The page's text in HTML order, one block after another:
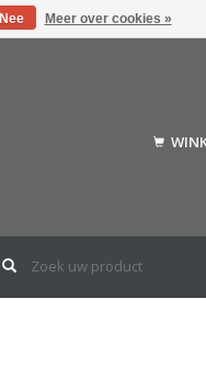
Nee Meer over cookies »